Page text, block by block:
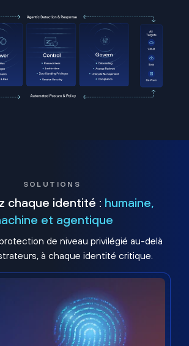
SOLUTIONS
chaque identité : humaine,
et agentique
de niveau privilégié au-delà
à chaque identité critique.